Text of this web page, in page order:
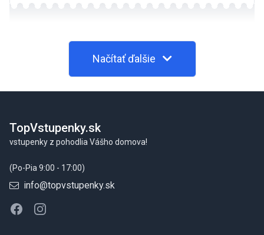
Načítať ďalšie
TopVstupenky.sk
vstupenky z pohodlia Vášho domova!
(Po-Pia 9:00 - 17:00)
info@topvstupenky.sk
FacebookInstagram